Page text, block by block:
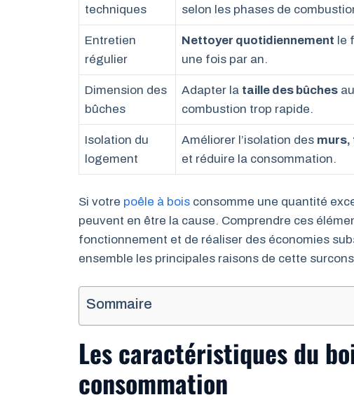
techniques
selon les phases de
Entretien
régulier
Nettoyer quotidiennement le
une fois par an.
Dimension des
bûches
Adapter la taille des bûches
combustion trop rapide.
Isolation du
logement
Améliorer l’isolation des murs,
et réduire la consommation.
Si votre poêle à bois consomme une quantité
peuvent en être la cause. Comprendre ces
fonctionnement et de réaliser des économies
ensemble les principales raisons de cette
Sommaire
Les caractéristiques du
consommation